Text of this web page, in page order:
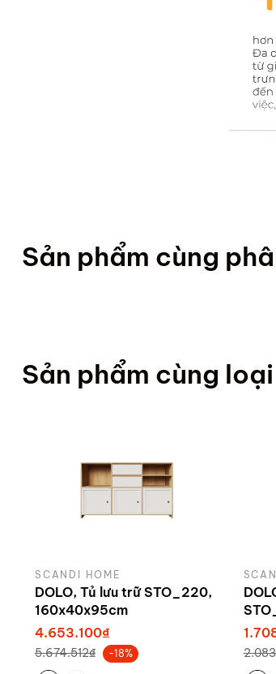
Sản phẩm cùng
Sản phẩm cùng loại
SCANDI HOME
DOLO, Tủ lưu trữ STO_220,
160x40x95cm
4.653.100₫
5.674.512₫ -18%